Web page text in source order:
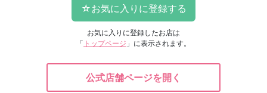
お気に入りに登録したお店は
「 トップページ 」に表示されます。
公式店舗ページを開く